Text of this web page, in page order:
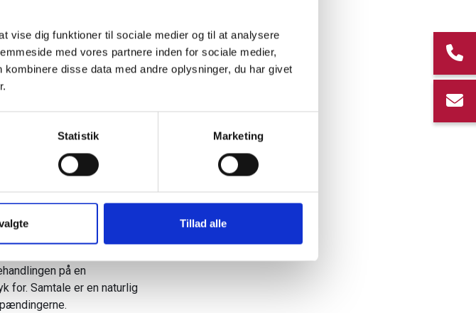
vise dig funktioner til sociale medier og til at analysere
med vores partnere inden for sociale medier,
disse data med andre oplysninger, du har givet
Statistik Marketing
Tillad alle
stress og angst. De føler
giver mulighed for at
en indre balance, som
udvikler sig til
af de samme gener og
på en
for. Samtale er en naturlig